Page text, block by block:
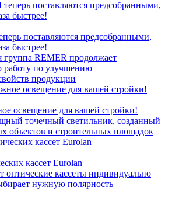
поставляются предсобранными,
быстрее!
группа REMER продолжает
работу по улучшению
продукции
освещение для вашей стройки!
точечный светильник, созданный
объектов и строительных площадок
кассет Eurolan
оптические кассеты индивидуально
нужную полярность